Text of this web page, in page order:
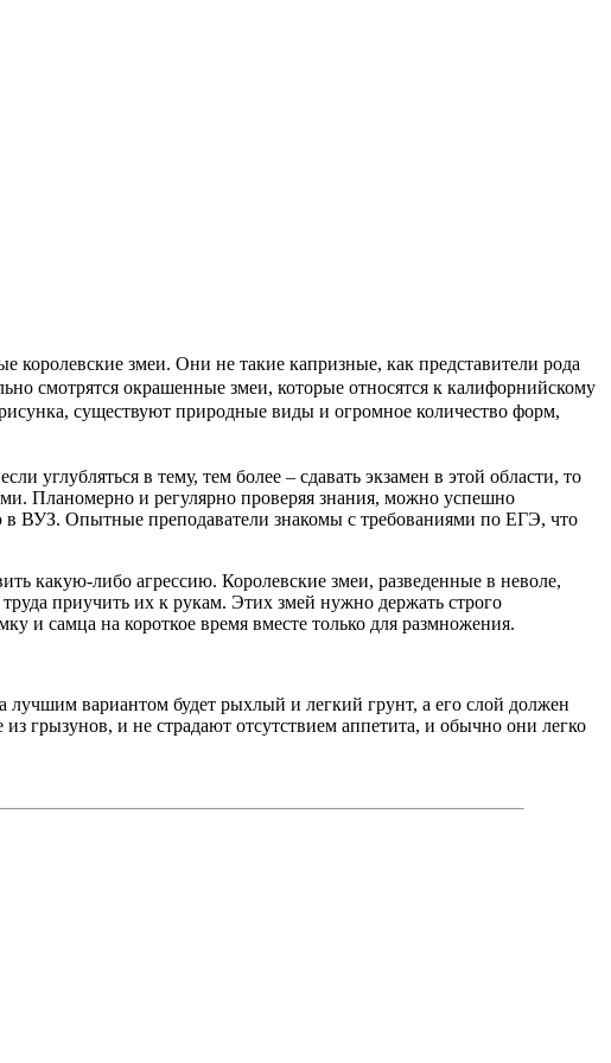
змеи. Они не такие капризные, как представители рода
смотрятся окрашенные змеи, которые относятся к калифорнийскому
существуют природные виды и огромное количество форм,
углубляться в тему, тем более – сдавать экзамен в этой области, то
Планомерно и регулярно проверяя знания, можно успешно
в ВУЗ. Опытные преподаватели знакомы с требованиями по ЕГЭ, что
какую-либо агрессию. Королевские змеи, разведенные в неволе,
приучить их к рукам. Этих змей нужно держать строго
и самца на короткое время вместе только для размножения.
лучшим вариантом будет рыхлый и легкий грунт, а его слой должен
грызунов, и не страдают отсутствием аппетита, и обычно они легко